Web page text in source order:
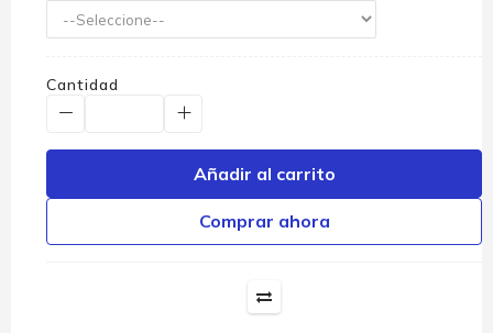
Cantidad
Añadir al carrito
Comprar ahora